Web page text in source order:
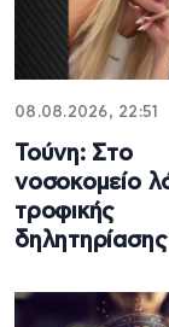
08.08.2026, 22:51
Τούνη: Στο
νοσοκομείο
τροφικής
δηλητηρίασης